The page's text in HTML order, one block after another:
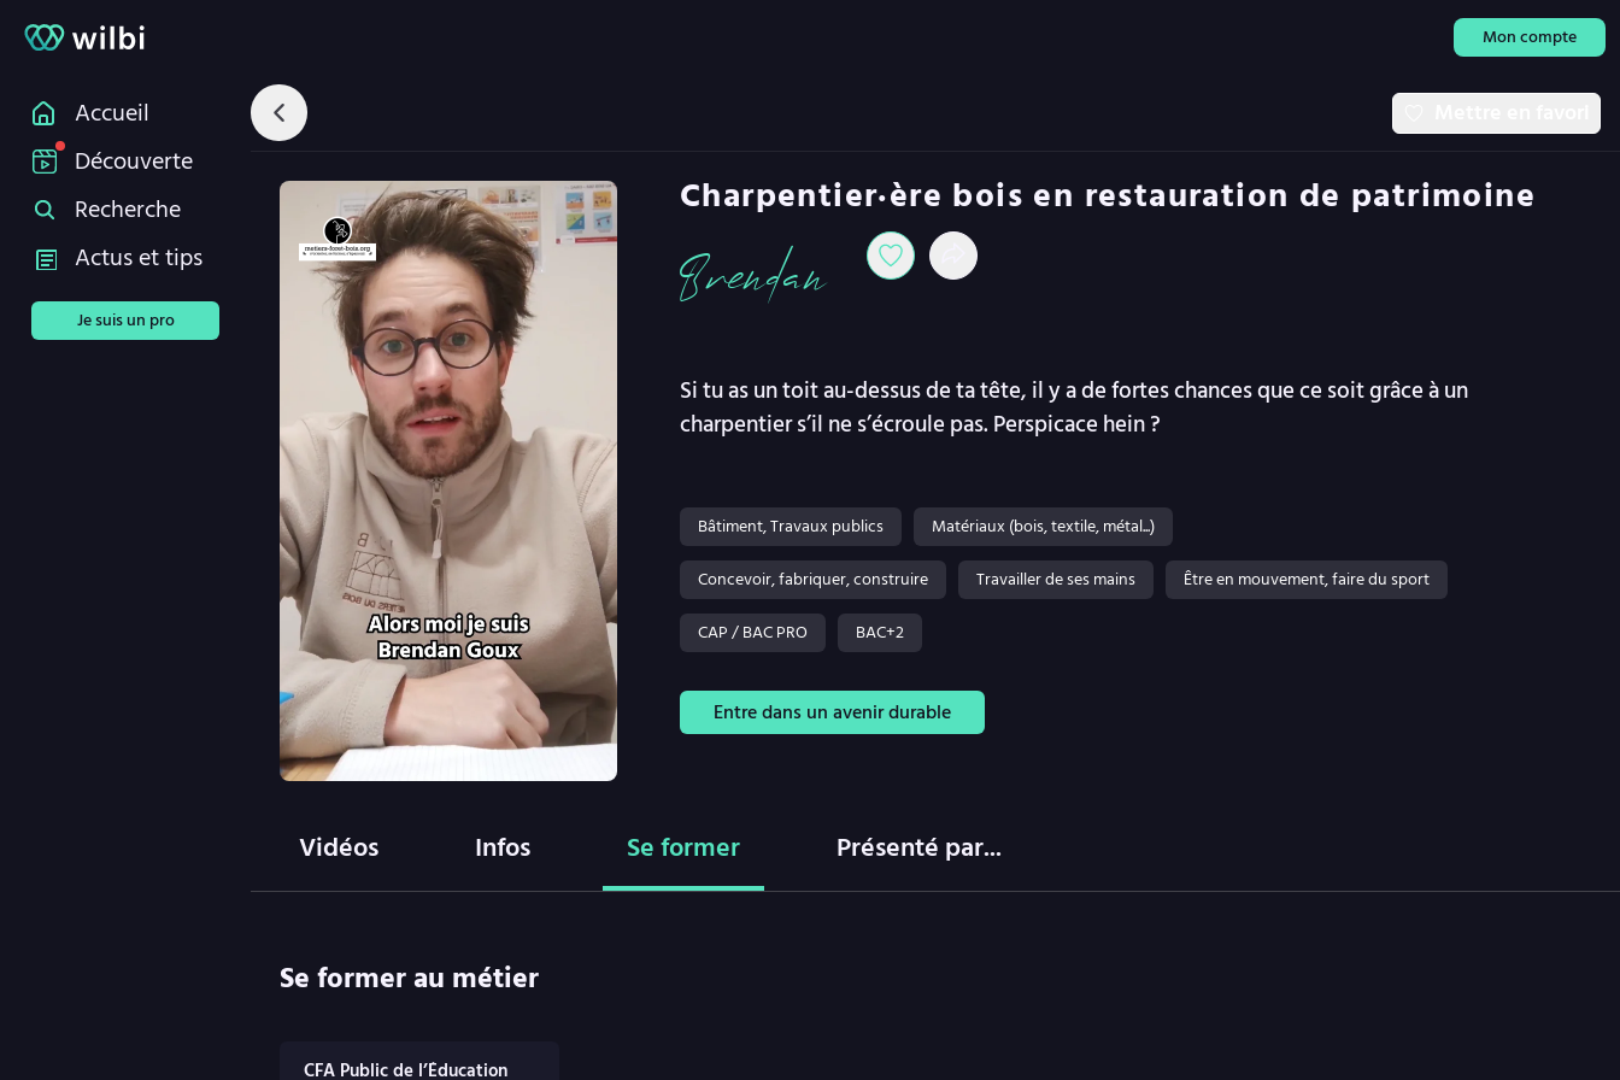
Mon compte
Accueil
Découverte
Recherche
Actus et tips
Je suis un pro
Charpentier·ère bois en restauration de patrimoine
Brendan
Bâtiment, Travaux publics
Matériaux (bois, textile, métal...)
Concevoir, fabriquer, construire
Travailler de ses mains
Être en mouvement, faire du sport
CAP / BAC PRO
BAC+2
Entre dans un avenir durable
Si tu as un toit au-dessus de ta tête, il y a de fortes chances que ce soit grâce à un
charpentier s’il ne s’écroule pas. Perspicace hein ?
Vidéos Infos Se former Présenté par...
Se former au métier
CFA Public de l’Éducation